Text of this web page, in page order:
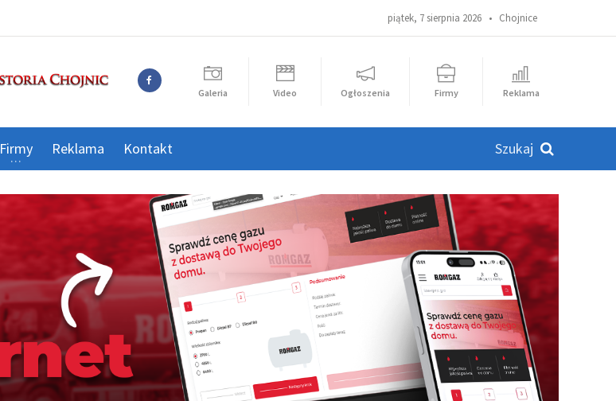
piątek, 7 sierpnia 2026 • Chojnice
Galeria Video Ogłoszenia Firmy Reklama
Firmy Reklama Kontakt